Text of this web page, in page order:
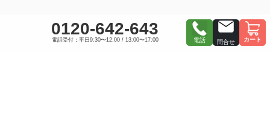
0120-642-643
電話受付：平日9:30〜12:00 / 13:00〜17:00 電話 問合せ カート